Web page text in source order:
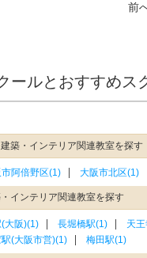
前
ールとおすすめス
築・インテリア関連教室を探す
阿倍野区(1) 大阪市北区(1)
インテリア関連教室を探す
大阪)(1) 長堀橋駅(1) 天
(大阪市営)(1) 梅田駅(1)